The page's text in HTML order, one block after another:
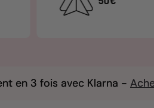
Klarna -Achetez maintenant